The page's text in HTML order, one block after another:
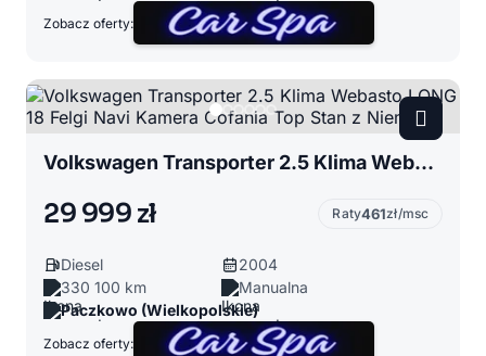
Zobacz oferty:
Volkswagen Transporter 2.5 Klima Webasto LONG 18 Felgi Navi Kamera Cofania Top Stan z Niemiec
29 999 zł Raty461zł/msc
Diesel
2004
330 100 km
Manualna
Paczkowo (Wielkopolskie)
Zobacz oferty: